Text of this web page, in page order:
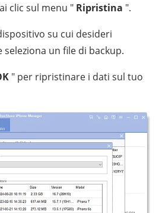
clic sul menu " Ripristina ".
su cui desideri
un file di backup.
" per ripristinare i dati sul tuo